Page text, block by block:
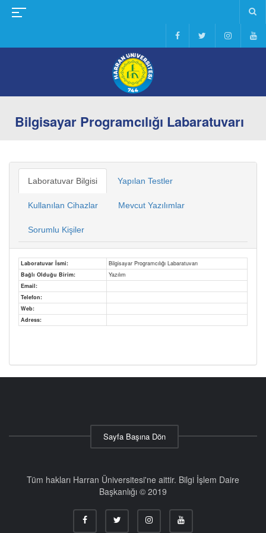
Bilgisayar Programcılığı Labaratuvarı
Laboratuvar Bilgisi Yapılan Testler
Kullanılan Cihazlar Mevcut Yazılımlar
Sorumlu Kişiler
Laboratuvar İsmi:
Bilgisayar Programcılığı Labaratuvarı
Bağlı Olduğu Birim:
Yazılım
Email:
Telefon:
Web:
Adress:
Sayfa Başına Dön
Tüm hakları Harran Üniversitesi'ne aittir. Bilgi İşlem Daire
Başkanlığı © 2019